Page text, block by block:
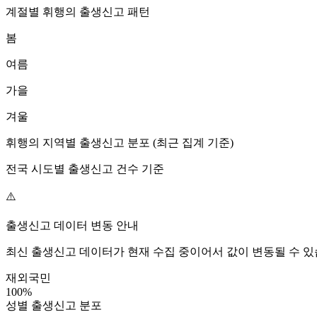
계절별 휘행의 출생신고 패턴
봄
여름
가을
겨울
휘행의 지역별 출생신고 분포 (최근 집계 기준)
전국 시도별 출생신고 건수 기준
⚠️
출생신고 데이터 변동 안내
최신 출생신고 데이터가 현재 수집 중이어서 값이 변동될 수 있
재외국민
100%
성별 출생신고 분포